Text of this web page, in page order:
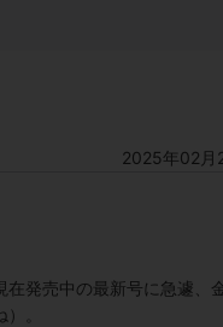
2025年02月
在発売中の最新号に急遽、
。